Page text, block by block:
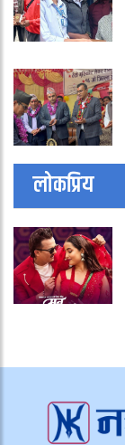
लोकप्रिय